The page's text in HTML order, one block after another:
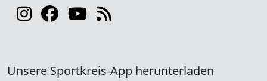
Unsere Sportkreis-App herunterladen